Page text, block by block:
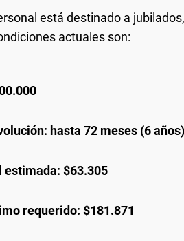
está destinado a
actuales son:
hasta 72 meses (6 años)
estimada: $63.305
requerido: $181.871